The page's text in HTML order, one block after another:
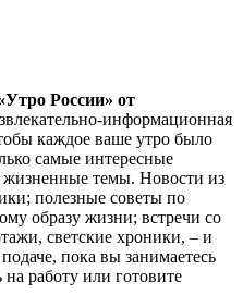
России» от
информационная
каждое ваше утро было
самые интересные
темы. Новости из
полезные советы по
образу жизни; встречи со
светские хроники, – и
пока вы занимаетесь
работу или готовите